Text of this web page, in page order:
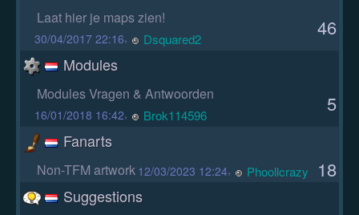
Laat hier je maps zien!
30/04/2017 22:16, Dsquared2 46
Modules
Modules Vragen & Antwoorden
16/01/2018 16:42, Brok114596 5
Fanarts
Non-TFM artwork 12/03/2023 12:24, Phoollcrazy 18
Suggestions